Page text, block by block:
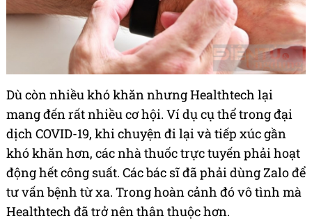
Dù còn nhiều khó khăn nhưng Healthtech lại
mang đến rất nhiều cơ hội. Ví dụ cụ thể trong đại
dịch COVID-19, khi chuyện đi lại và tiếp xúc gần
khó khăn hơn, các nhà thuốc trực tuyến phải hoạt
động hết công suất. Các bác sĩ đã phải dùng Zalo để
tư vấn bệnh từ xa. Trong hoàn cảnh đó vô tình mà
Healthtech đã trở nên thân thuộc hơn.